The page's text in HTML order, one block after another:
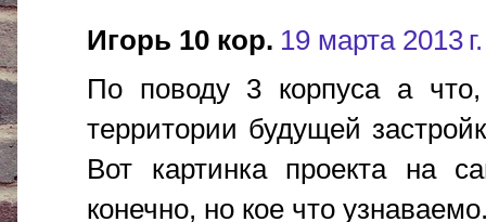
Игорь 10 кор. 19 марта 2013
По поводу 3 корпуса а
территории будущей
Вот картинка проекта на
конечно, но кое что